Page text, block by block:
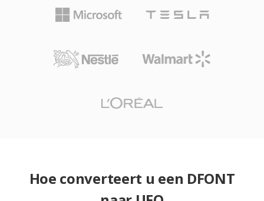
Hoe converteert u een DFONT